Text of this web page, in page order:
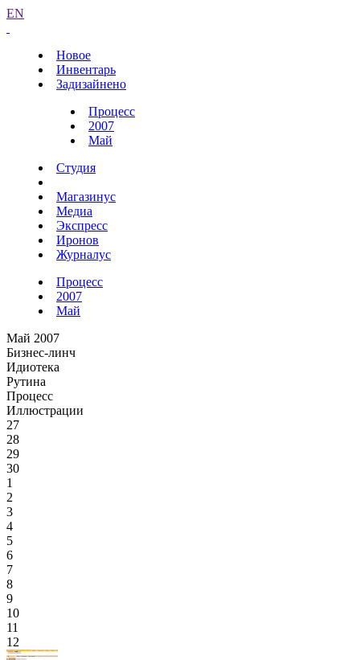
EN
Новое
Инвентарь
Задизайнено
Процесс
2007
Май
Студия
Магазинус
Медиа
Экспресс
Иронов
Журналус
Процесс
2007
Май
Май 2007
Бизнес-линч
Идиотека
Рутина
Процесс
Иллюстрации
27
28
29
30
1
2
3
4
5
6
7
8
9
10
11
12